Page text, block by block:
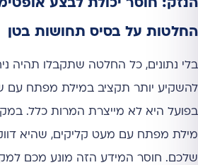
הנזק: חוסר יכולת לבצע
החלטות על בסיס תחושות בטן
בלי נתונים, כל החלטה שתקבלו תהיה
להשקיע יותר תקציב במילת מפתח עם
בפועל היא לא מייצרת המרות כלל.
מילת מפתח עם מעט קליקים, שהיא
שלכם. חוסר המידע הזה מונע מכם